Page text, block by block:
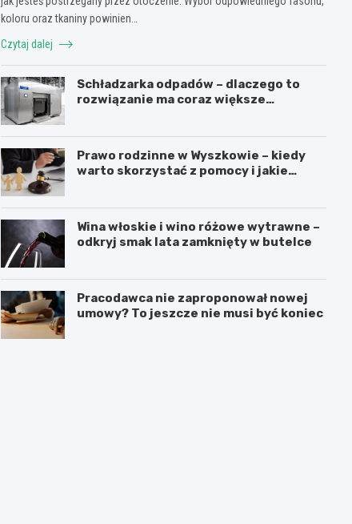
koloru oraz tkaniny powinien…
Czytaj dalej
Schładzarka odpadów – dlaczego to
rozwiązanie ma coraz większe
Prawo rodzinne w Wyszkowie – kiedy
warto skorzystać z pomocy i jakie
Wina włoskie i wino różowe wytrawne –
odkryj smak lata zamknięty w butelce
Pracodawca nie zaproponował nowej
umowy? To jeszcze nie musi być koniec